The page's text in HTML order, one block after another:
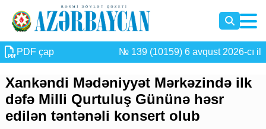
PDF çap № 139 (10159) 6 avqust 2026-cı il
Xankəndi Mədəniyyət Mərkəzində ilk
dəfə Milli Qurtuluş Gününə həsr
edilən təntənəli konsert olub